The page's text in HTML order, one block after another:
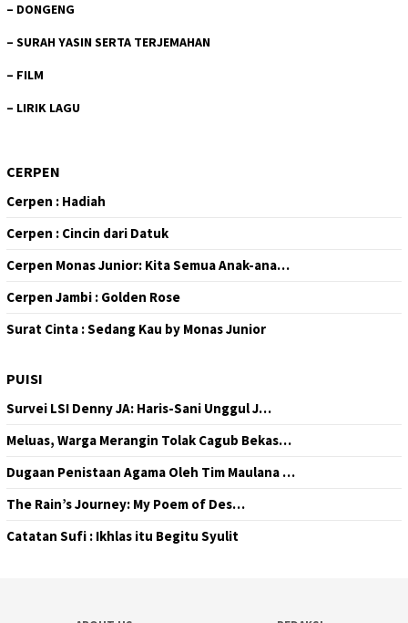
– DONGENG
– SURAH YASIN SERTA TERJEMAHAN
– FILM
– LIRIK LAGU
CERPEN
Cerpen : Hadiah
Cerpen : Cincin dari Datuk
Cerpen Monas Junior: Kita Semua Anak-ana…
Cerpen Jambi : Golden Rose
Surat Cinta : Sedang Kau by Monas Junior
PUISI
Survei LSI Denny JA: Haris-Sani Unggul J…
Meluas, Warga Merangin Tolak Cagub Bekas…
Dugaan Penistaan Agama Oleh Tim Maulana …
The Rain’s Journey: My Poem of Des…
Catatan Sufi : Ikhlas itu Begitu Syulit